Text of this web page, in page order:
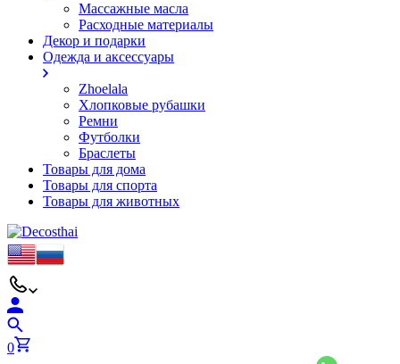
Массажные масла
Расходные материалы
Декор и подарки
Одежда и аксессуары
Zhoelala
Хлопковые рубашки
Ремни
Футболки
Браслеты
Товары для дома
Товары для спорта
Товары для животных
0